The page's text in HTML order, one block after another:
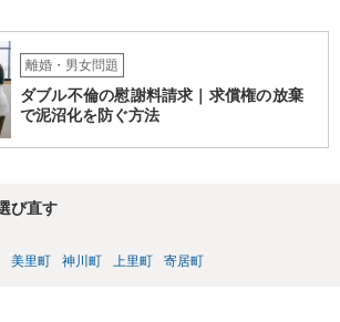
離婚・男女問題
ダブル不倫の慰謝料請求｜求償権の放棄
で泥沼化を防ぐ方法
び直す
美里町 神川町 上里町 寄居町